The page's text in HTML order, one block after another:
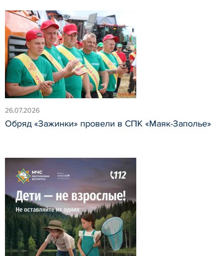
26.07.2026
Обряд «Зажинки» провели в СПК «Маяк-Заполье»